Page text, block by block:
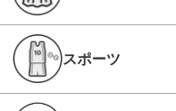
スポーツ